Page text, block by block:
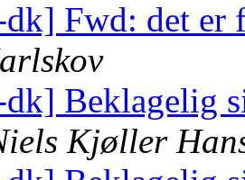
Fwd: det er
Beklagelig
Kjøller